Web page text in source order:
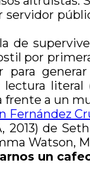
servidor
de
por
a un
Fernández
2013) de
Watson,
un